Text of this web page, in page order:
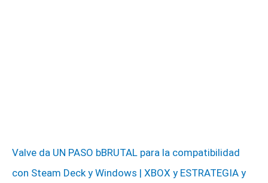
Valve da UN PASO bBRUTAL para la compatibilidad
con Steam Deck y Windows | XBOX y ESTRATEGIA y